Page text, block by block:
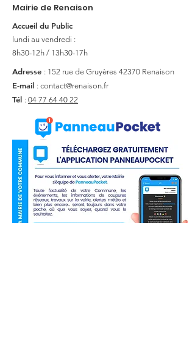
Mairie de Renaison
Accueil du Public
lundi au vendredi :
8h30-12h / 13h30-17h
Adresse : 152 rue de Gruyères 42370 Renaison
E-mail : contact@renaison.fr
Tél : 04 77 64 40 22